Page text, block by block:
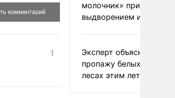
молочник» пригрозили
выдворением из
Эксперт объяснил
пропажу белых грибов
лесах этим летом